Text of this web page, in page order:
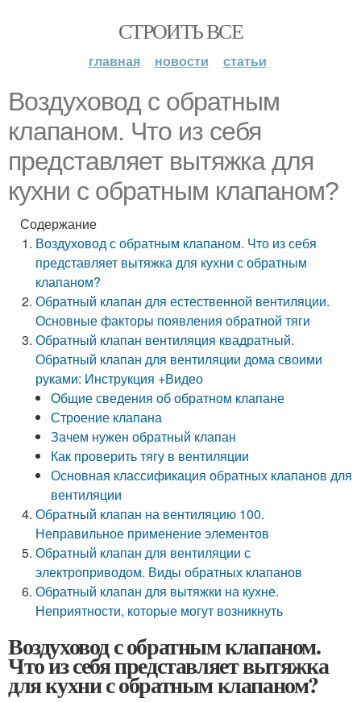
СТРОИТЬ ВСЕ
главная новости статьи
Воздуховод с обратным
клапаном. Что из себя
представляет вытяжка для
кухни с обратным клапаном?
Содержание
Воздуховод с обратным клапаном. Что из себя
представляет вытяжка для кухни с обратным
клапаном?
Обратный клапан для естественной вентиляции.
Основные факторы появления обратной тяги
Обратный клапан вентиляция квадратный.
Обратный клапан для вентиляции дома своими
руками: Инструкция +Видео
Общие сведения об обратном клапане
Строение клапана
Зачем нужен обратный клапан
Как проверить тягу в вентиляции
Основная классификация обратных клапанов для
вентиляции
Обратный клапан на вентиляцию 100.
Неправильное применение элементов
Обратный клапан для вентиляции с
электроприводом. Виды обратных клапанов
Обратный клапан для вытяжки на кухне.
Неприятности, которые могут возникнуть
Воздуховод с обратным клапаном.
Что из себя представляет вытяжка
для кухни с обратным клапаном?